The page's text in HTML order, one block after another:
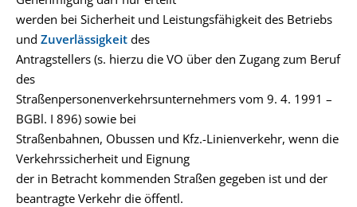
werden bei Sicherheit und Leistungsfähigkeit des Betriebs
und Zuverlässigkeit des
Antragstellers (s. hierzu die VO über den Zugang zum Beruf
des
Straßenpersonenverkehrsunternehmers vom 9. 4. 1991 –
BGBl. I 896) sowie bei
Straßenbahnen, Obussen und Kfz.-Linienverkehr, wenn die
Verkehrssicherheit und Eignung
der in Betracht kommenden Straßen gegeben ist und der
beantragte Verkehr die öffentl.